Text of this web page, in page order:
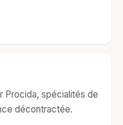
Procida, spécialités de
décontractée.